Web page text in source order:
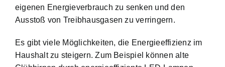
eigenen Energieverbrauch zu senken und den
Ausstoß von Treibhausgasen zu verringern.
Es gibt viele Möglichkeiten, die Energieeffizienz im
Haushalt zu steigern. Zum Beispiel können alte